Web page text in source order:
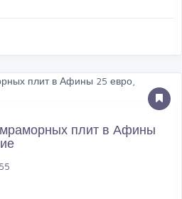
мраморных плит в Афины